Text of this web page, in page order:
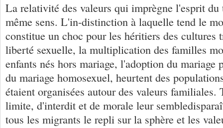
La relativité des valeurs qui imprègne l'esprit du
même sens. L'in-distinction à laquelle tend le
constitue un choc pour les héritiers des cultures
liberté sexuelle, la multiplication des familles
enfants nés hors mariage, l'adoption du mariage
du mariage homosexuel, heurtent des
étaient organisées autour des valeurs familiales.
limite, d'interdit et de morale leur
tous les migrants le repli sur la sphère et les